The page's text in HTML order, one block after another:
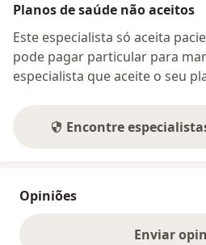
Planos de saúde não aceitos
Este especialista só aceita
pode pagar particular para
especialista que aceite o seu
Encontre
Opiniões
Enviar